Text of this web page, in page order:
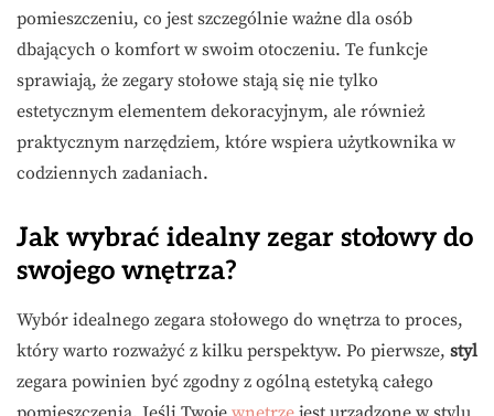
pomieszczeniu, co jest szczególnie ważne dla osób
dbających o komfort w swoim otoczeniu. Te funkcje
sprawiają, że zegary stołowe stają się nie tylko
estetycznym elementem dekoracyjnym, ale również
praktycznym narzędziem, które wspiera użytkownika w
codziennych zadaniach.
Jak wybrać idealny zegar stołowy do
swojego wnętrza?
Wybór idealnego zegara stołowego do wnętrza to proces,
który warto rozważyć z kilku perspektyw. Po pierwsze, styl
zegara powinien być zgodny z ogólną estetyką całego